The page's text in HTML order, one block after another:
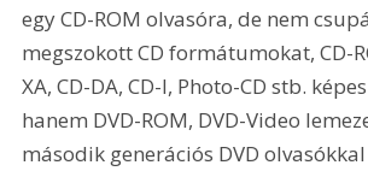
egy CD-ROM olvasóra, de nem
megszokott CD formátumokat, CD-
XA, CD-DA, CD-I, Photo-CD stb.
hanem DVD-ROM, DVD-Video
második generációs DVD